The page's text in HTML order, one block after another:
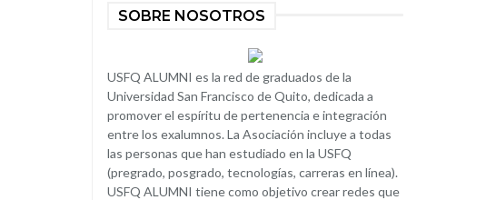
SOBRE NOSOTROS
USFQ ALUMNI es la red de graduados de la
Universidad San Francisco de Quito, dedicada a
promover el espíritu de pertenencia e integración
entre los exalumnos. La Asociación incluye a todas
las personas que han estudiado en la USFQ
(pregrado, posgrado, tecnologías, carreras en línea).
USFQ ALUMNI tiene como objetivo crear redes que